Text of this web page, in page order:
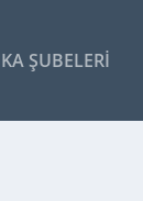
ŞUBELERI